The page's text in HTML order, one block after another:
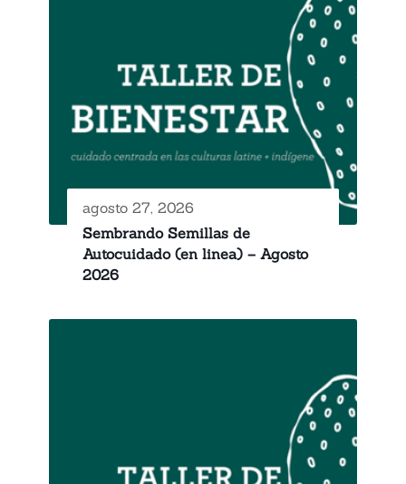
agosto 27, 2026
Sembrando Semillas de
Autocuidado (en linea) – Agosto
2026